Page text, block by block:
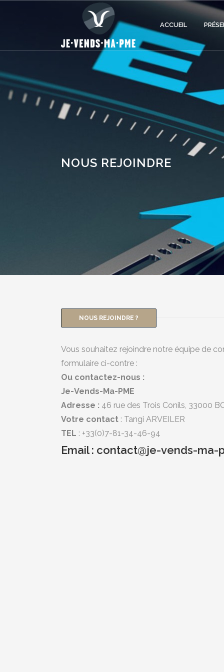
ACCUEIL
NOUS REJOINDRE
NOUS REJOINDRE ?
Vous souhaitez rejoindre notre équipe de
formulaire ci-contre :
Ou contactez-nous :
Je-Vends-Ma-PME
Adresse : 46 rue des Trois Conils, 33000
Votre contact : Tangi ARVEILER
TEL : +33(0)7-81-34-46-94
Email : contact@je-vends-ma-